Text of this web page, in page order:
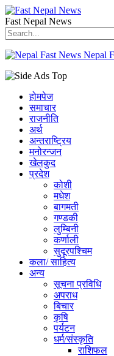
Fast Nepal News
Nepal
होमपेज
समाचार
राजनीति
अर्थ
अन्तराष्ट्रिय
मनोरन्जन
खेलकुद
प्रदेश
कोशी
मधेश
बागमती
गण्डकी
लुम्बिनी
कर्णाली
सुदूरपश्चिम
कला/ साहित्य
अन्य
सूचना प्रविधि
अपराध
बिचार
कृषि
पर्यटन
धर्म/संस्कृति
राशिफल